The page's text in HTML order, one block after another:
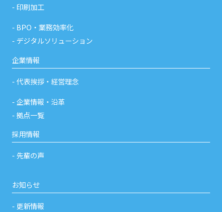
印刷加工
BPO・業務効率化
デジタルソリューション
企業情報
代表挨拶・経営理念
企業情報・沿革
拠点一覧
採用情報
先輩の声
お知らせ
更新情報